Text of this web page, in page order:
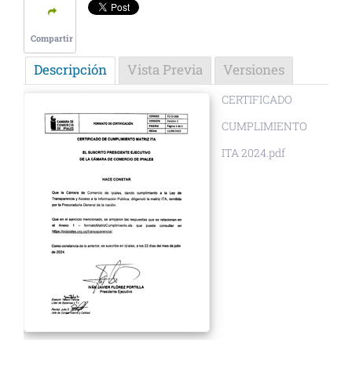
Compartir
Descripción Vista Previa Versiones
CERTIFICADO
CUMPLIMIENTO
ITA 2024.pdf